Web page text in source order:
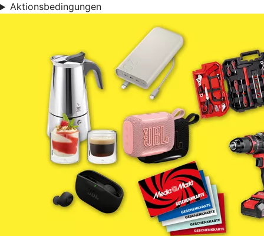
Aktionsbedingungen